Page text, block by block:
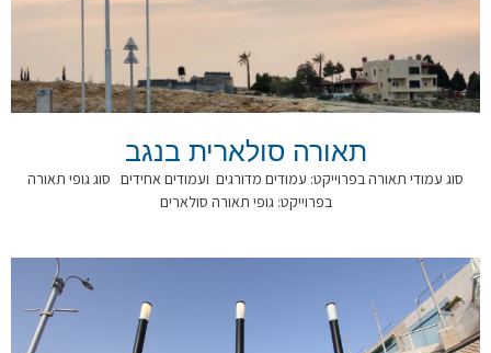
תאורה סולארית בנגב
סוג עמודי תאורה בפרוייקט: עמודים מדורגים ועמודים אחידים סוג גופי תאורה
בפרוייקט: גופי תאורה סולארים